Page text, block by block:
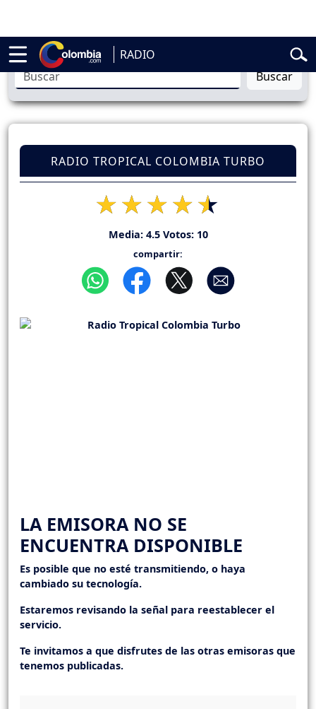
RADIO
de la Espriella Vuelta a Colombia
Buscar
RADIO TROPICAL COLOMBIA TURBO
Media: 4.5Votos: 10
compartir:
LA EMISORA NO SE
ENCUENTRA DISPONIBLE
Es posible que no esté transmitiendo, o haya
cambiado su tecnología.
Estaremos revisando la señal para reestablecer el
servicio.
Te invitamos a que disfrutes de las otras emisoras que
tenemos publicadas.